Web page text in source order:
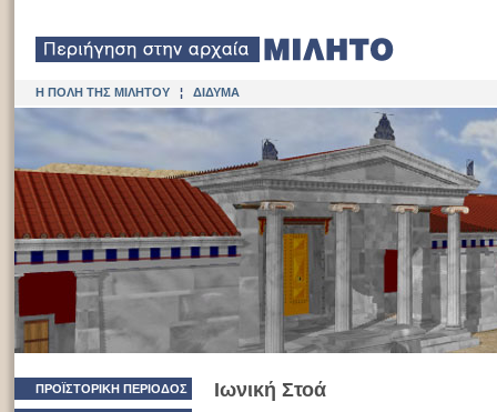
Η ΠΟΛΗ ΤΗΣ ΜΙΛΗΤΟΥ¦ ΔΙΔΥΜΑ
ΠΡΟΪΣΤΟΡΙΚΗ ΠΕΡΙΟΔΟΣ
Ιωνική Στοά